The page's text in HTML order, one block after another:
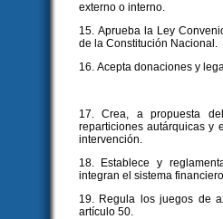
externo o interno.
15. Aprueba la Ley
de la Constitución Nacional.
16. Acepta donaciones y
17. Crea, a propuesta
reparticiones autárquicas y
intervención.
18. Establece y
integran el sistema
19. Regula los juegos de
artículo 50.